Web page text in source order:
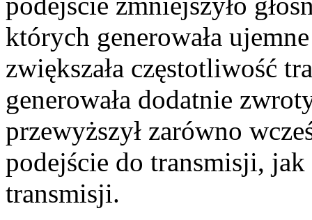
których generowała
zwiększała częstotliwość
generowała dodatnie
przewyższył zarówno
podejście do transmisji,
transmisji.